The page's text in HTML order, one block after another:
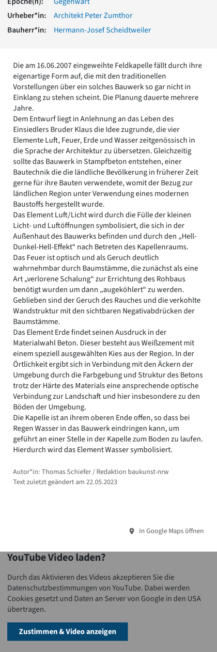
Romanik
Vorromanik
Römische Antike
Fachbeirat
Freunde & Förderer
Kontakt
Impressum
Datenschutz
Suchbegriff eingeben
Urheber*in:
Architekt Peter Zumthor
Bauherr*in:
Hermann-Josef Scheidtweiler
Die am 16.06.2007 eingeweihte Feldkapelle fällt durch ihre
eigenartige Form auf, die mit den traditionellen
Vorstellungen über ein solches Bauwerk so gar nicht in
Einklang zu stehen scheint. Die Planung dauerte mehrere
Jahre.
Dem Entwurf liegt in Anlehnung an das Leben des
Einsiedlers Bruder Klaus die Idee zugrunde, die vier
Elemente Luft, Feuer, Erde und Wasser zeitgenössisch in
die Sprache der Architektur zu übersetzen. Gleichzeitig
sollte das Bauwerk in Stampfbeton entstehen, einer
Bautechnik die die ländliche Bevölkerung in früherer Zeit
gerne für ihre Bauten verwendete, womit der Bezug zur
ländlichen Region unter Verwendung eines modernen
Baustoffs hergestellt wurde.
Das Element Luft/Licht wird durch die Fülle der kleinen
Licht- und Luftöffnungen symbolisiert, die sich in der
Außenhaut des Bauwerks befinden und durch den „Hell-
Dunkel-Hell-Effekt“ nach Betreten des Kapellenraums.
Das Feuer ist optisch und als Geruch deutlich
wahrnehmbar durch Baumstämme, die zunächst als eine
Art „verlorene Schalung“ zur Errichtung des Rohbaus
benötigt wurden um dann „augeköhlert“ zu werden.
Geblieben sind der Geruch des Rauches und die verkohlte
Wandstruktur mit den sichtbaren Negativabdrücken der
Baumstämme.
Das Element Erde findet seinen Ausdruck in der
Materialwahl Beton. Dieser besteht aus Weißzement mit
einem speziell ausgewählten Kies aus der Region. In der
Örtlichkeit ergibt sich in Verbindung mit den Äckern der
Umgebung durch die Farbgebung und Struktur des Betons
trotz der Härte des Materials eine ansprechende optische
Verbindung zur Landschaft und hier insbesondere zu den
Böden der Umgebung.
Die Kapelle ist an ihrem oberen Ende offen, so dass bei
Regen Wasser in das Bauwerk eindringen kann, um
geführt an einer Stelle in der Kapelle zum Boden zu laufen.
Hierdurch wird das Element Wasser symbolisiert.
Autor*in: Thomas Schiefer / Redaktion baukunst-nrw
Text zuletzt geändert am 22.05.2023
In Google Maps öffnen
YouTube Video laden?
Durch das Aktivieren des Videos akzeptieren Sie die
Datenschutzbestimmungen von YouTube. Dabei werden
Cookies gesetzt und Daten an Server von Google in den USA
übertragen.
Zustimmen & Video anzeigen